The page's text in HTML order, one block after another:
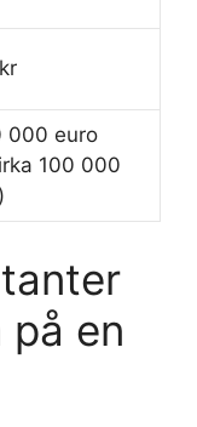
000 euro
100 000
en